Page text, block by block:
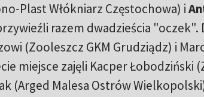
Plast Włókniarz Częstochowa) i
razem dwadzieścia "oczek".
(Zooleszcz GKM Grudziądz) i
miejsce zajęli Kacper Łobodziński
(Arged Malesa Ostrów